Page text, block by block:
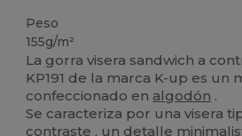
Peso
155g/m²
La gorra visera sandwich a
KP191 de la marca K-up es un
confeccionado en algodón .
Se caracteriza por una visera
contraste , un detalle